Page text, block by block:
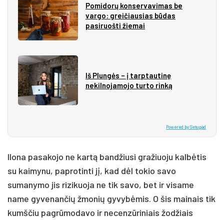
Pomidorų konservavimas be
vargo: greičiausias būdas
pasiruošti žiemai
Iš Plungės – į tarptautinę
nekilnojamojo turto rinką
Powered by Setupad
Ilona pasakojo ne kartą bandžiusi gražiuoju kalbėtis
su kaimynu, paprotinti jį, kad dėl tokio savo
sumanymo jis rizikuoja ne tik savo, bet ir visame
name gyvenančių žmonių gyvybėmis. O šis mainais tik
kumščiu pagrūmodavo ir necenzūriniais žodžiais